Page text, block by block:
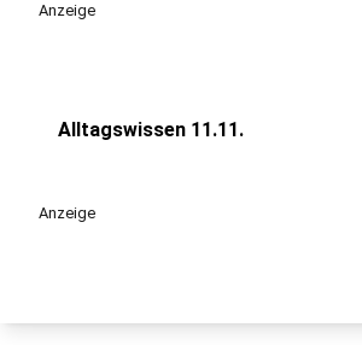
Anzeige
Alltagswissen 11.11.
Anzeige